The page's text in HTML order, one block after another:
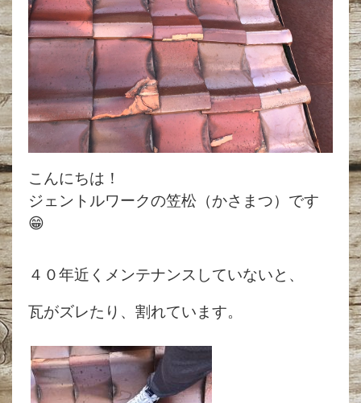
こんにちは！
ジェントルワークの笠松（かさまつ）です
😁
４０年近くメンテナンスしていないと、
瓦がズレたり、割れています。